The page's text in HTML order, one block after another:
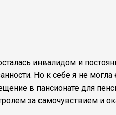
инвалидом и
Но к себе я не могла
в пансионате для
за самочувствием и